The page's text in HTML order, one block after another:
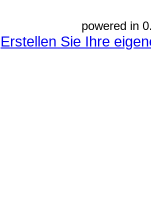
powered in
Erstellen Sie Ihre